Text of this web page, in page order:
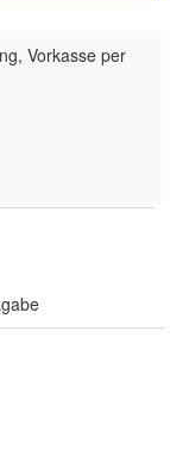
Vorkasse per